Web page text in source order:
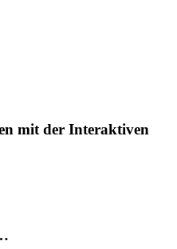
mit der Interaktiven